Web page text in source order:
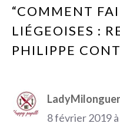
“COMMENT
LIÉGEOISES :
PHILIPPE
8 février 2019 à